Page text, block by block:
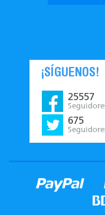
¡SÍGUENOS!
25557
675